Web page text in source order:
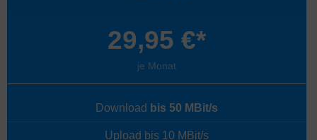
29,95 €*
je Monat
Download bis 50 MBit/s
Upload bis 10 MBit/s